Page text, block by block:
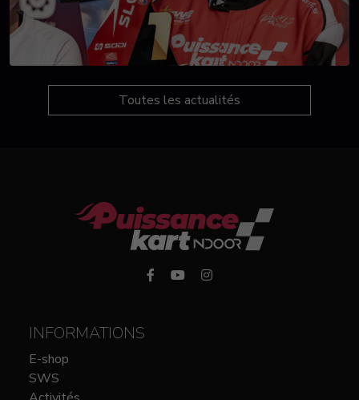
Toutes les actualités
INFORMATIONS
E-shop
SWS